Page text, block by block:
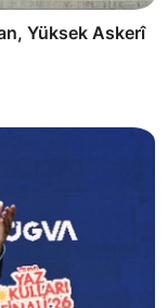
Yüksek Askerî